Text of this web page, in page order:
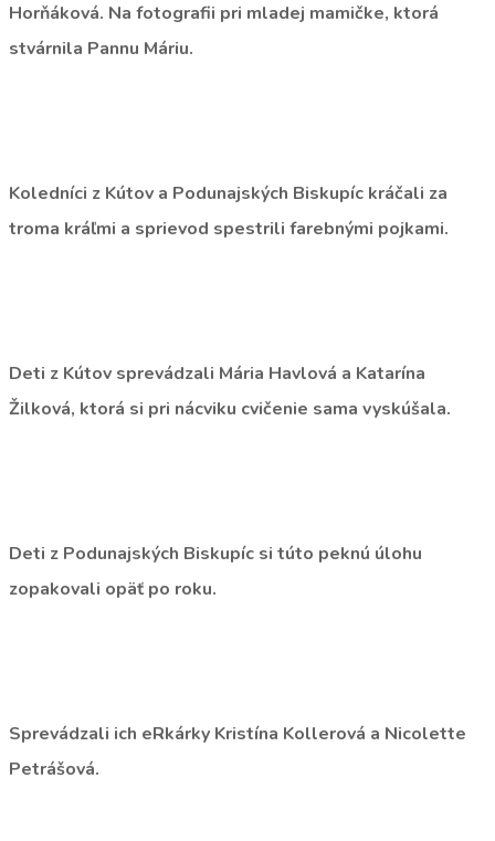
Horňáková. Na fotografii pri mladej mamičke, ktorá
stvárnila Pannu Máriu.
Koledníci z Kútov a Podunajských Biskupíc kráčali za
troma kráľmi a sprievod spestrili farebnými pojkami.
Deti z Kútov sprevádzali Mária Havlová a Katarína
Žilková, ktorá si pri nácviku cvičenie sama vyskúšala.
Deti z Podunajských Biskupíc si túto peknú úlohu
zopakovali opäť po roku.
Sprevádzali ich eRkárky Kristína Kollerová a Nicolette
Petrášová.